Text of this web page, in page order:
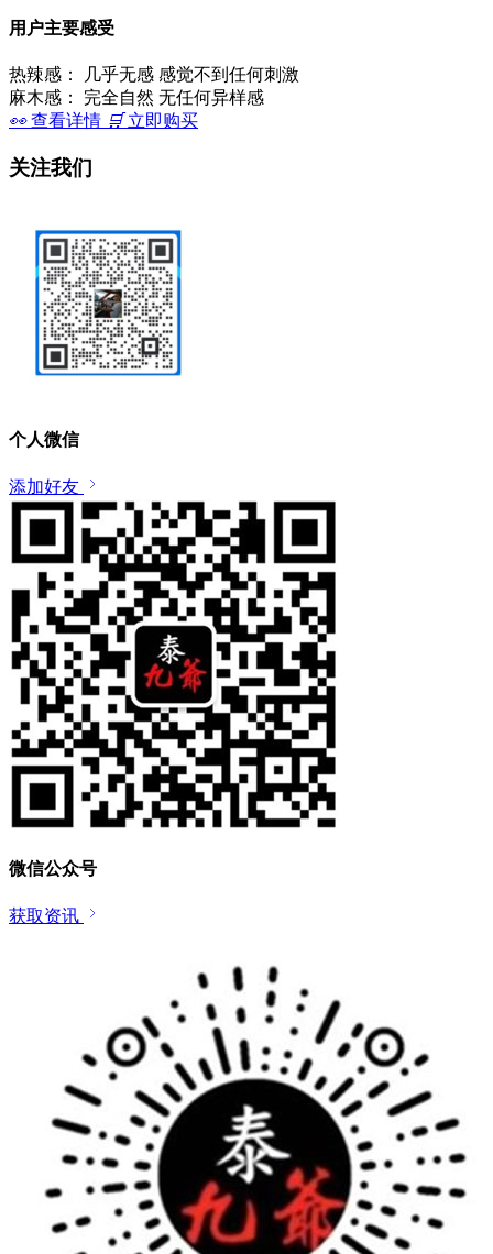
用户主要感受
热辣感：
几乎无感 感觉不到任何刺激
麻木感：
完全自然 无任何异样感
👀查看详情 🛒 立即购买
关注我们
个人微信
添加好友
微信公众号
获取资讯